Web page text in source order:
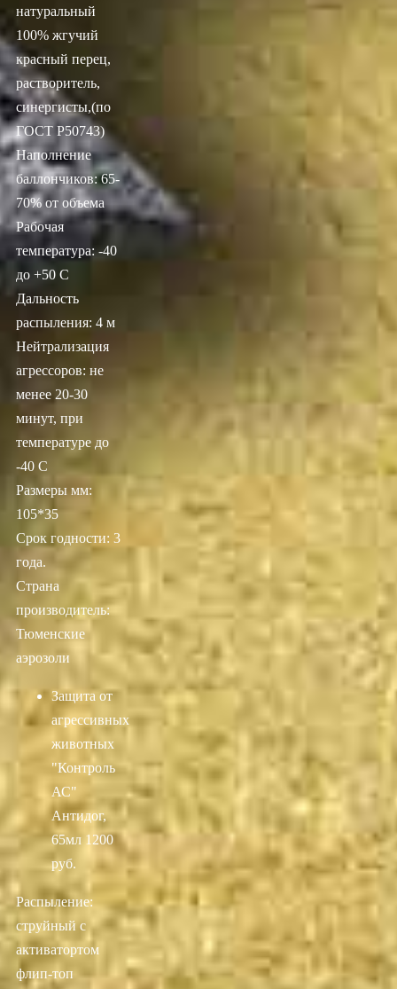
натуральный
100% жгучий
красный перец,
растворитель,
синергисты,(по
ГОСТ Р50743)
Наполнение
баллончиков: 65-
70% от объема
Рабочая
температура: -40
до +50 С
Дальность
распыления: 4 м
Нейтрализация
агрессоров: не
менее 20-30
минут, при
температуре до
-40 С
Размеры мм:
105*35
Срок годности: 3
года.
Страна
производитель:
Тюменские
аэрозоли
Защита от
агрессивных
животных
"Контроль
АС"
Антидог,
65мл 1200
руб.
Распыление:
струйный с
активатортом
флип-топ